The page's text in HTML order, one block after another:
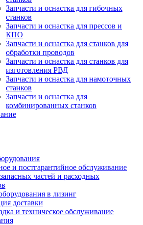
Запчасти и оснастка для гибочных
станков
Запчасти и оснастка для прессов и
КПО
Запчасти и оснастка для станков для
обработки проводов
Запчасти и оснастка для станков для
изготовления РВД
Запчасти и оснастка для намоточных
станков
Запчасти и оснастка для
комбинированных станков
и постгарантийное обслуживание
частей и расходных
в лизинг
доставки
и техническое обслуживание